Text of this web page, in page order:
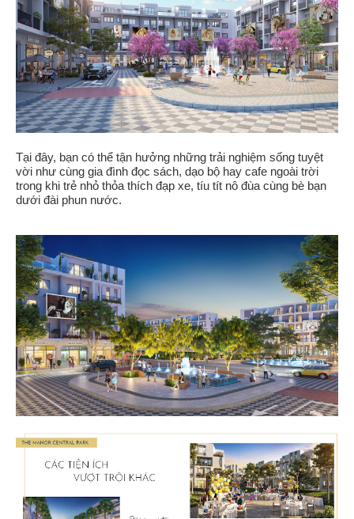
Tại đây, bạn có thể tận hưởng những trải nghiệm sống tuyệt
vời như cùng gia đình đọc sách, dạo bộ hay cafe ngoài trời
trong khi trẻ nhỏ thỏa thích đạp xe, tíu tít nô đùa cùng bè bạn
dưới đài phun nước.